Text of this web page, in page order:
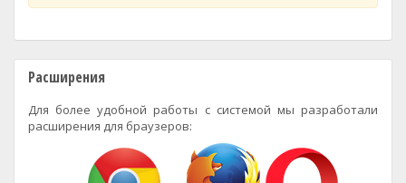
Расширения
Для более удобной работы с системой мы разработали
расширения для браузеров: